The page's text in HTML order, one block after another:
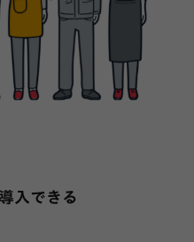
入できる